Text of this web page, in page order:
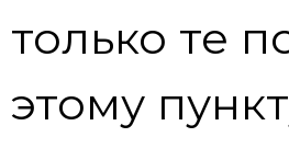
только те
этому